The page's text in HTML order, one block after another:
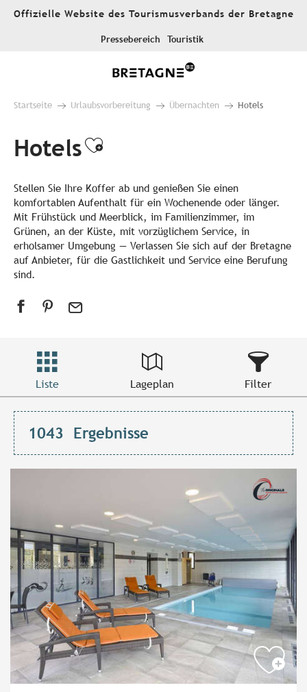
AllerOffizielle Website des Tourismusverbands der Bretagne
Pressebereich Touristik
Startseite Urlaubsvorbereitung Übernachten Hotels
HotelsAjouter aux favoris
Stellen Sie Ihre Koffer ab und genießen Sie einen
komfortablen Aufenthalt für ein Wochenende oder länger.
Mit Frühstück und Meerblick, im Familienzimmer, im
Grünen, an der Küste, mit vorzüglichem Service, in
erholsamer Umgebung — Verlassen Sie sich auf der Bretagne
auf Anbieter, für die Gastlichkeit und Service eine Berufung
sind.
Liste Lageplan Filter
1043 Ergebnisse